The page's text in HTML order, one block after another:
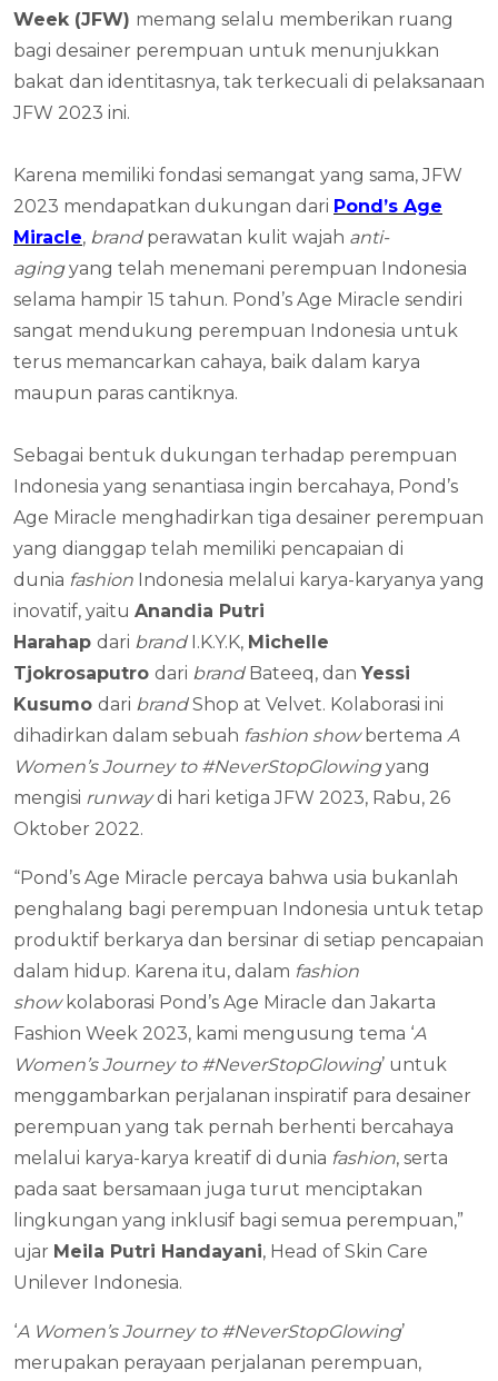
Week (JFW) memang selalu memberikan ruang
bagi desainer perempuan untuk menunjukkan
bakat dan identitasnya, tak terkecuali di pelaksanaan
JFW 2023 ini.
Karena memiliki fondasi semangat yang sama, JFW
2023 mendapatkan dukungan dari Pond’s Age
Miracle, brand perawatan kulit wajah anti-
agingyang telah menemani perempuan Indonesia
selama hampir 15 tahun. Pond’s Age Miracle sendiri
sangat mendukung perempuan Indonesia untuk
terus memancarkan cahaya, baik dalam karya
maupun paras cantiknya.
Sebagai bentuk dukungan terhadap perempuan
Indonesia yang senantiasa ingin bercahaya, Pond’s
Age Miracle menghadirkan tiga desainer perempuan
yang dianggap telah memiliki pencapaian di
dunia fashion Indonesia melalui karya-karyanya yang
inovatif, yaitu Anandia Putri
Harahap dari brand I.K.Y.K, Michelle
Tjokrosaputro dari brand Bateeq, dan Yessi
Kusumo dari brandShop at Velvet. Kolaborasi ini
dihadirkan dalam sebuah fashion showbertema A
Women’s Journey to #NeverStopGlowingyang
mengisi runwaydi hari ketiga JFW 2023, Rabu, 26
Oktober 2022.
“Pond’s Age Miracle percaya bahwa usia bukanlah
penghalang bagi perempuan Indonesia untuk tetap
produktif berkarya dan bersinar di setiap pencapaian
dalam hidup. Karena itu, dalam fashion
show kolaborasi Pond’s Age Miracle dan Jakarta
Fashion Week 2023, kami mengusung tema ‘A
Women’s Journey to #NeverStopGlowing’ untuk
menggambarkan perjalanan inspiratif para desainer
perempuan yang tak pernah berhenti bercahaya
melalui karya-karya kreatif di dunia fashion, serta
pada saat bersamaan juga turut menciptakan
lingkungan yang inklusif bagi semua perempuan,”
ujar Meila Putri Handayani, Head of Skin Care
Unilever Indonesia.
‘A Women’s Journey to #NeverStopGlowing’
merupakan perayaan perjalanan perempuan,